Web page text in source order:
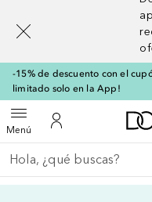
-15% de descuento con el
limitado solo en la App!
MenúAbrir menúMi cuenta
Regresar
Ejecutar búsqueda